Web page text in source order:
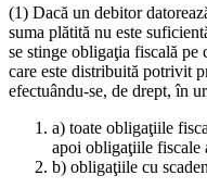
(1) Dacă un debitor
suma plătită nu este
se stinge obligaţia fiscală
care este distribuită potrivit
efectuându-se, de drept, în
a) toate obligaţiile
apoi obligaţiile fiscale
b) obligaţiile cu